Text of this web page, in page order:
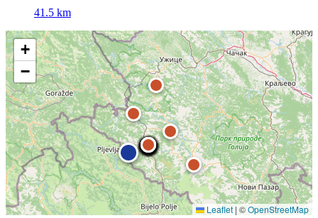
41.5 km
+
−
Leaflet | ©OpenStreetMap